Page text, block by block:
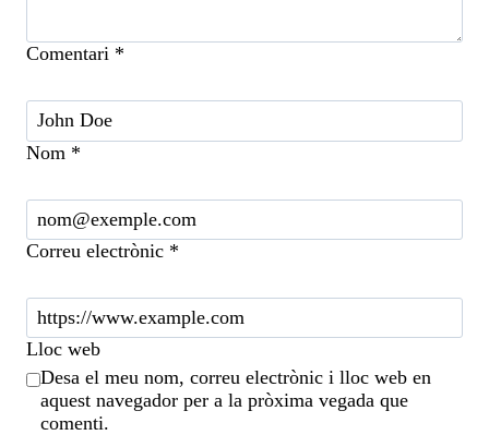
Comentari *
Nom *
Correu electrònic *
Lloc web
Desa el meu nom, correu electrònic i lloc web en
aquest navegador per a la pròxima vegada que
comenti.